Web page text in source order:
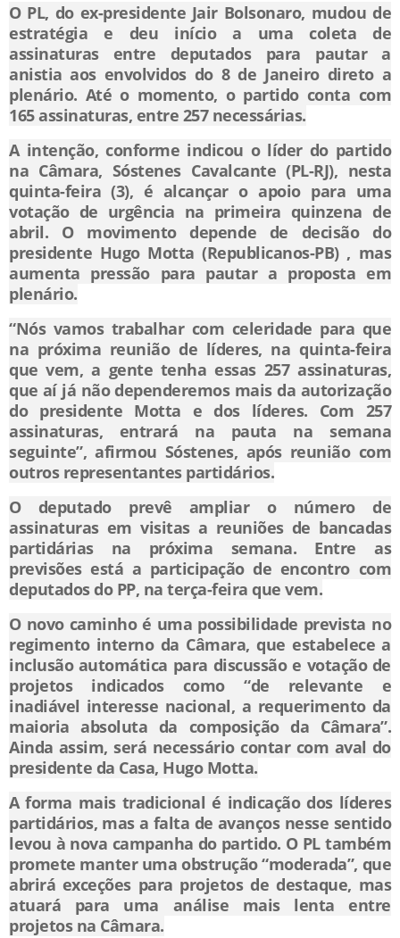
O PL, do ex-presidente Jair Bolsonaro, mudou de
estratégia e deu início a uma coleta de
assinaturas entre deputados para pautar a
anistia aos envolvidos do 8 de Janeiro direto a
plenário. Até o momento, o partido conta com
165 assinaturas, entre 257 necessárias.
A intenção, conforme indicou o líder do partido
na Câmara, Sóstenes Cavalcante (PL-RJ), nesta
quinta-feira (3), é alcançar o apoio para uma
votação de urgência na primeira quinzena de
abril. O movimento depende de decisão do
presidente Hugo Motta (Republicanos-PB) , mas
aumenta pressão para pautar a proposta em
plenário.
“Nós vamos trabalhar com celeridade para que
na próxima reunião de líderes, na quinta-feira
que vem, a gente tenha essas 257 assinaturas,
que aí já não dependeremos mais da autorização
do presidente Motta e dos líderes. Com 257
assinaturas, entrará na pauta na semana
seguinte”, afirmou Sóstenes, após reunião com
outros representantes partidários.
O deputado prevê ampliar o número de
assinaturas em visitas a reuniões de bancadas
partidárias na próxima semana. Entre as
previsões está a participação de encontro com
deputados do PP, na terça-feira que vem.
O novo caminho é uma possibilidade prevista no
regimento interno da Câmara, que estabelece a
inclusão automática para discussão e votação de
projetos indicados como “de relevante e
inadiável interesse nacional, a requerimento da
maioria absoluta da composição da Câmara”.
Ainda assim, será necessário contar com aval do
presidente da Casa, Hugo Motta.
A forma mais tradicional é indicação dos líderes
partidários, mas a falta de avanços nesse sentido
levou à nova campanha do partido. O PL também
promete manter uma obstrução “moderada”, que
abrirá exceções para projetos de destaque, mas
atuará para uma análise mais lenta entre
projetos na Câmara.